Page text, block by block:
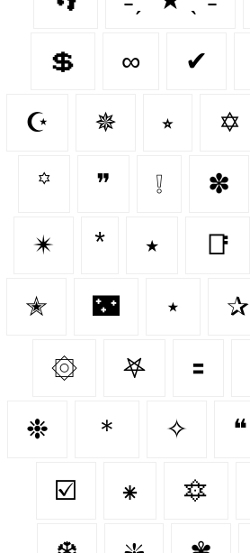
💲 ∞ ✔
☪️ ✵ ⭒ ✡
꙳ ❞ ❕ ✽
✴ ٭ 📑
✭ 🌃 ⋆ ✰
۞ 𖤐 🟰
❉ ＊ ✧ ❝
☑️ ⁕ 🔯